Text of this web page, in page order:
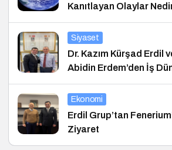
Kanıtlayan Olaylar
Siyaset
Dr. Kazım Kürşad Erdil
Abidin Erdem’den İş
Ekonomi
Erdil Grup’tan
Ziyaret